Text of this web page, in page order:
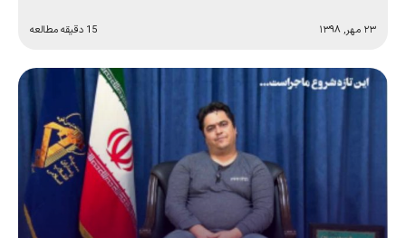
۲۳ مهر, ۱۳۹۸ 15 دقیقه مطالعه